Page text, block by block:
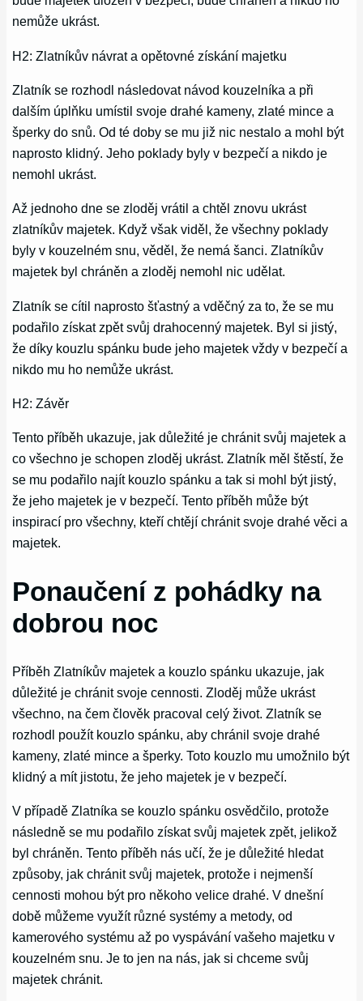
nemůže ukrást.
H2: Zlatníkův návrat a opětovné získání majetku
Zlatník se rozhodl následovat návod kouzelníka a při
dalším úplňku umístil svoje drahé kameny, zlaté mince a
šperky do snů. Od té doby se mu již nic nestalo a mohl být
naprosto klidný. Jeho poklady byly v bezpečí a nikdo je
nemohl ukrást.
Až jednoho dne se zloděj vrátil a chtěl znovu ukrást
zlatníkův majetek. Když však viděl, že všechny poklady
byly v kouzelném snu, věděl, že nemá šanci. Zlatníkův
majetek byl chráněn a zloděj nemohl nic udělat.
Zlatník se cítil naprosto šťastný a vděčný za to, že se mu
podařilo získat zpět svůj drahocenný majetek. Byl si jistý,
že díky kouzlu spánku bude jeho majetek vždy v bezpečí a
nikdo mu ho nemůže ukrást.
H2: Závěr
Tento příběh ukazuje, jak důležité je chránit svůj majetek a
co všechno je schopen zloděj ukrást. Zlatník měl štěstí, že
se mu podařilo najít kouzlo spánku a tak si mohl být jistý,
že jeho majetek je v bezpečí. Tento příběh může být
inspirací pro všechny, kteří chtějí chránit svoje drahé věci a
majetek.
Ponaučení z pohádky na
dobrou noc
Příběh Zlatníkův majetek a kouzlo spánku ukazuje, jak
důležité je chránit svoje cennosti. Zloděj může ukrást
všechno, na čem člověk pracoval celý život. Zlatník se
rozhodl použít kouzlo spánku, aby chránil svoje drahé
kameny, zlaté mince a šperky. Toto kouzlo mu umožnilo být
klidný a mít jistotu, že jeho majetek je v bezpečí.
V případě Zlatníka se kouzlo spánku osvědčilo, protože
následně se mu podařilo získat svůj majetek zpět, jelikož
byl chráněn. Tento příběh nás učí, že je důležité hledat
způsoby, jak chránit svůj majetek, protože i nejmenší
cennosti mohou být pro někoho velice drahé. V dnešní
době můžeme využít různé systémy a metody, od
kamerového systému až po vyspávání vašeho majetku v
kouzelném snu. Je to jen na nás, jak si chceme svůj
majetek chránit.